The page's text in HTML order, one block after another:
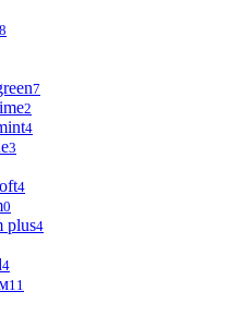
8
7
2
4
3
4
0
plus4
4
11